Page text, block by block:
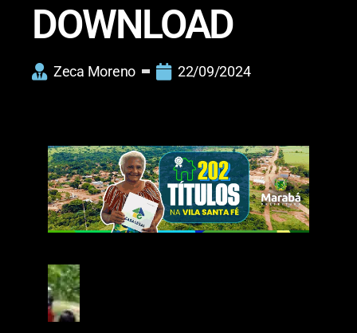
DOWNLOAD
Zeca Moreno 22/09/2024